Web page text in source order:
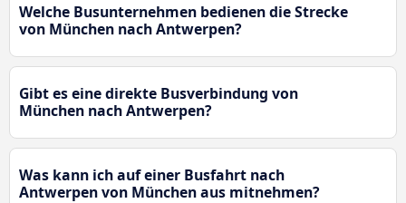
Welche Busunternehmen bedienen die Strecke
von München nach Antwerpen?
Gibt es eine direkte Busverbindung von
München nach Antwerpen?
Was kann ich auf einer Busfahrt nach
Antwerpen von München aus mitnehmen?